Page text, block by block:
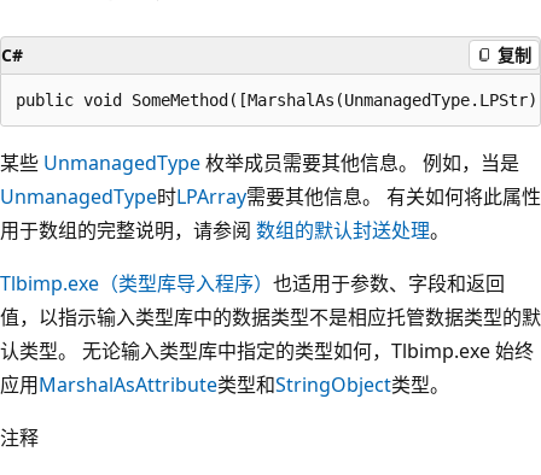
C# 复制
某些 UnmanagedType枚举成员需要其他信息。 例如，当是
UnmanagedType时LPArray需要其他信息。 有关如何将此属性
用于数组的完整说明，请参阅 数组的默认封送处理。
Tlbimp.exe（类型库导入程序） 也适用于参数、字段和返回
值，以指示输入类型库中的数据类型不是相应托管数据类型的默
认类型。 无论输入类型库中指定的类型如何，Tlbimp.exe 始终
应用MarshalAsAttribute类型和StringObject类型。
注释